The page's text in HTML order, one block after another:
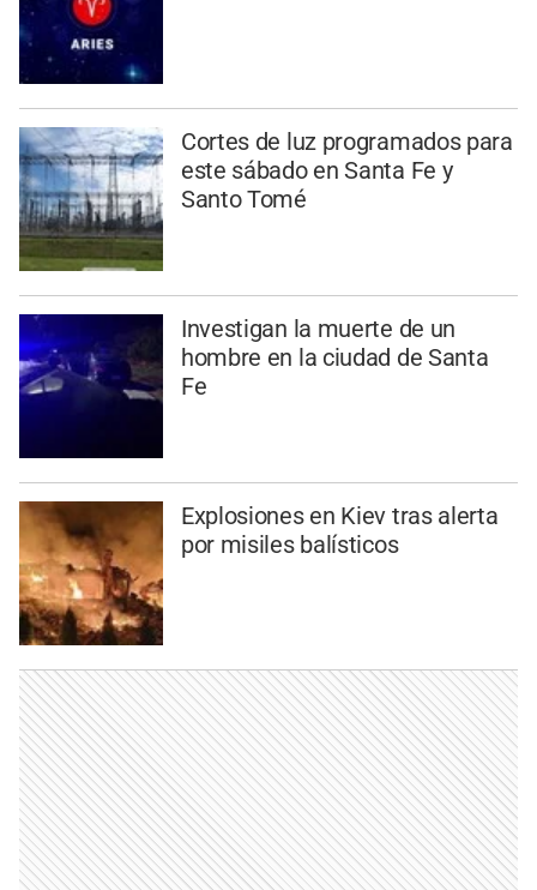
Cortes de luz programados para
este sábado en Santa Fe y
Santo Tomé
Investigan la muerte de un
hombre en la ciudad de Santa
Fe
Explosiones en Kiev tras alerta
por misiles balísticos